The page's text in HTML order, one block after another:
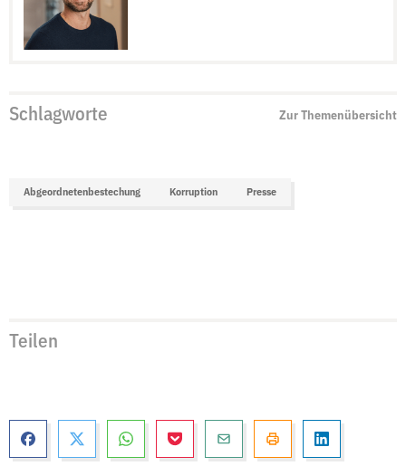
Schlagworte Zur Themenübersicht
Abgeordnetenbestechung Korruption Presse
Teilen